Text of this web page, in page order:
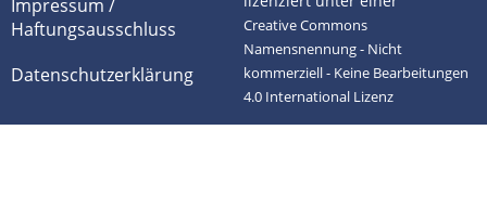
Impressum /
Haftungsausschluss
Datenschutzerklärung
Creative Commons
Namensnennung - Nicht
kommerziell - Keine Bearbeitungen
4.0 International Lizenz